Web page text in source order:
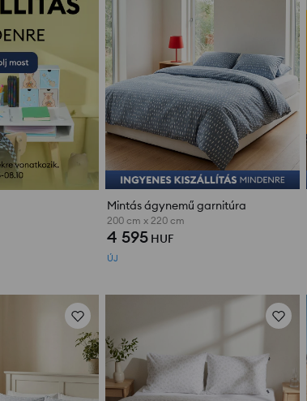
Mintás ágynemű garnitúra
200 cm x 220 cm
4 595 HUF
ÚJ